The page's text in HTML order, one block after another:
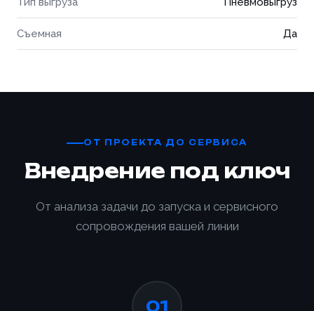
Съемная Да
ОТ ПРОЕКТА ДО СЕРВИСА
Внедрение под ключ
От анализа задачи до запуска и сервисного
сопровождения вашей линии
01